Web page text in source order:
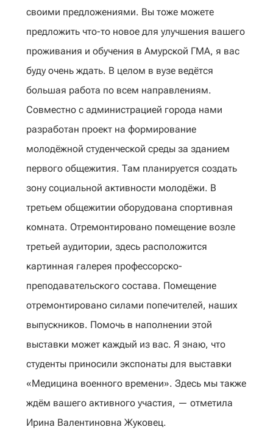
своими предложениями. Вы тоже можете
предложить что-то новое для улучшения вашего
проживания и обучения в Амурской ГМА, я вас
буду очень ждать. В целом в вузе ведётся
большая работа по всем направлениям.
Совместно с администрацией города нами
разработан проект на формирование
молодёжной студенческой среды за зданием
первого общежития. Там планируется создать
зону социальной активности молодёжи. В
третьем общежитии оборудована спортивная
комната. Отремонтировано помещение возле
третьей аудитории, здесь расположится
картинная галерея профессорско-
преподавательского состава. Помещение
отремонтировано силами попечителей, наших
выпускников. Помочь в наполнении этой
выставки может каждый из вас. Я знаю, что
студенты приносили экспонаты для выставки
«Медицина военного времени». Здесь мы также
ждём вашего активного участия, — отметила
Ирина Валентиновна Жуковец.